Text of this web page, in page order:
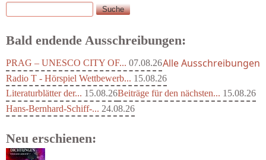
Suchformular
Suche
Bald endende Ausschreibungen:
PRAG – UNESCO CITY OF... 07.08.26
Radio T - Hörspiel Wettbewerb... 15.08.26
Literaturblätter der... 15.08.26Beiträge für den nächsten... 15.08.26
Hans-Bernhard-Schiff-... 24.08.26
Alle Ausschreibungen
Neu erschienen: